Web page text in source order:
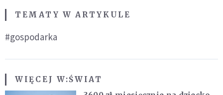
TEMATY W ARTYKULE
#gospodarka
WIĘCEJ W:ŚWIAT